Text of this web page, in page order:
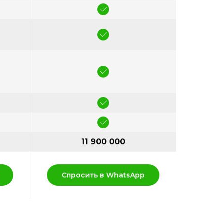
11 900 000
Спросить в WhatsApp